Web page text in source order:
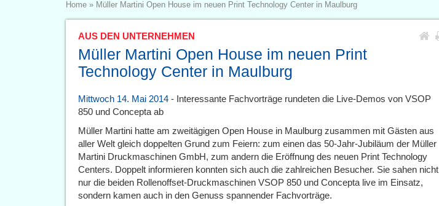
Home » Müller Martini Open House im neuen Print Technology Center in Maulburg
AUS DEN UNTERNEHMEN
Müller Martini Open House im neuen Print
Technology Center in Maulburg
Mittwoch 14. Mai 2014 - Interessante Fachvorträge rundeten die Live-Demos von VSOP
850 und Concepta ab
Müller Martini hatte am zweitägigen Open House in Maulburg zusammen mit Gästen aus
aller Welt gleich doppelten Grund zum Feiern: zum einen das 50-Jahr-Jubiläum der Müller
Martini Druckmaschinen GmbH, zum andern die Eröffnung des neuen Print Technology
Centers. Doppelt informieren konnten sich auch die zahlreichen Besucher. Sie sahen nicht
nur die beiden Rollenoffset-Druckmaschinen VSOP 850 und Concepta live im Einsatz,
sondern kamen auch in den Genuss spannender Fachvorträge.